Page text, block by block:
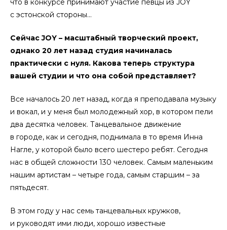
что в конкурсе принимают участие певцы из JOY
с эстонской стороны…
Сейчас JOY – масштабный творческий проект,
однако 20 лет назад студия начиналась
практически с нуля. Какова теперь структура
вашей студии и что она собой представляет?
Все началось 20 лет назад, когда я преподавала музыку
и вокал, и у меня был молодежный хор, в котором пели
два десятка человек. Танцевальное движение
в городе, как и сегодня, поднимала в то время Инна
Нагле, у которой было всего шестеро ребят. Сегодня
нас в общей сложности 130 человек. Самым маленьким
нашим артистам – четыре года, самым старшим – за
пятьдесят.
В этом году у нас семь танцевальных кружков,
и руководят ими люди, хорошо известные